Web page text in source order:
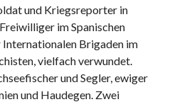
und Kriegsreporter in
im Spanischen
Brigaden im
vielfach verwundet.
und Segler, ewiger
und Haudegen. Zwei